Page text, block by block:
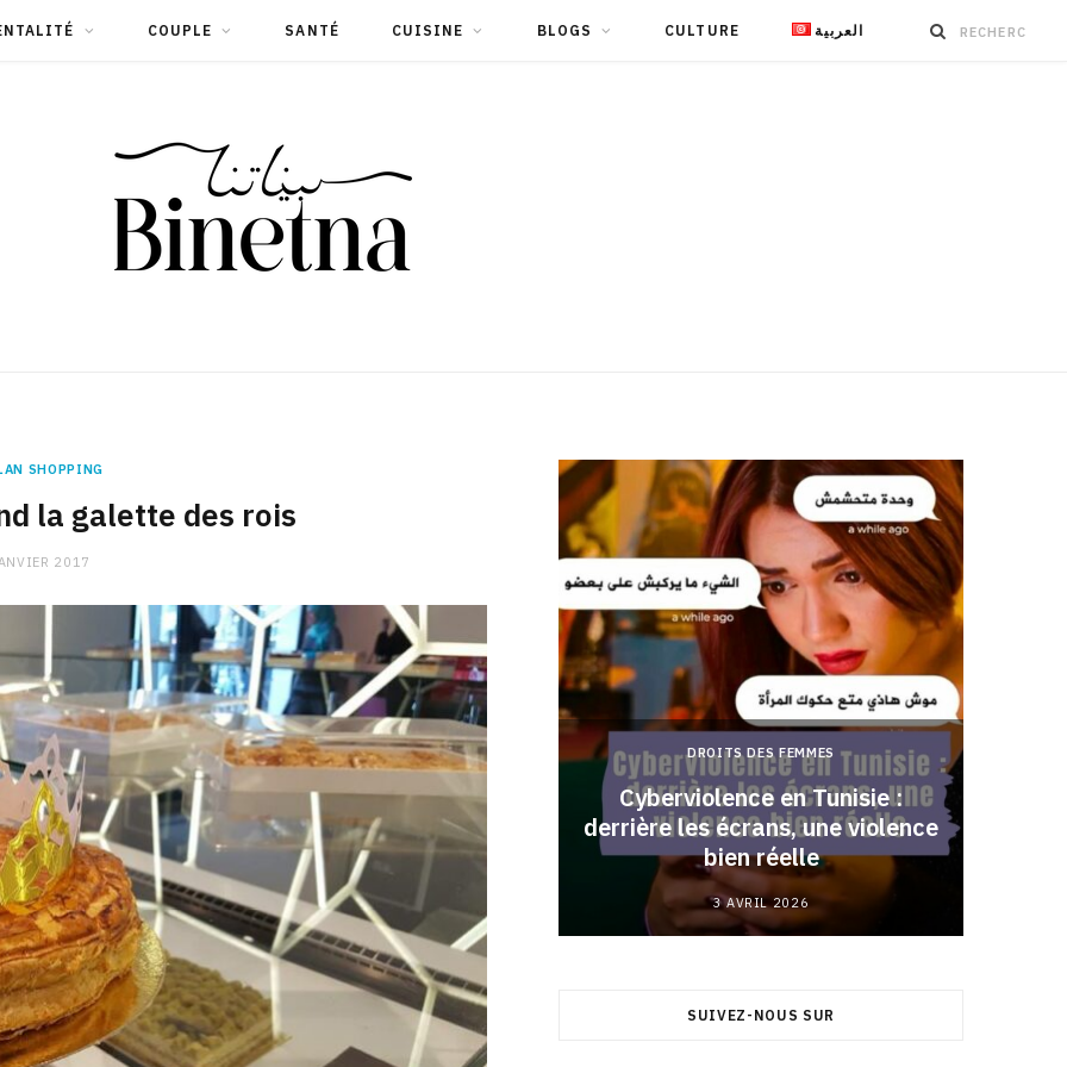
COUPLE SANTÉ CUISINE BLOGS CULTURE العربية
SHOPPING
la galette des rois
2017
Stress après le travail :
comment relâcher la pression
9 JANVIER 2026
DROITS DES FEMMES
Cyberviolence en Tunisie :
derrière les écrans, une violence
bien réelle
3 AVRIL 2026
SUIVEZ-NOUS SUR